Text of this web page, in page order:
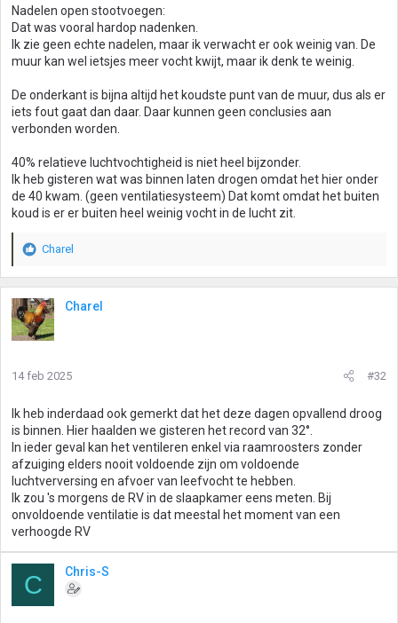
Nadelen open stootvoegen:
Dat was vooral hardop nadenken.
Ik zie geen echte nadelen, maar ik verwacht er ook weinig van. De
muur kan wel ietsjes meer vocht kwijt, maar ik denk te weinig.
De onderkant is bijna altijd het koudste punt van de muur, dus als er
iets fout gaat dan daar. Daar kunnen geen conclusies aan
verbonden worden.
40% relatieve luchtvochtigheid is niet heel bijzonder.
Ik heb gisteren wat was binnen laten drogen omdat het hier onder
de 40 kwam. (geen ventilatiesysteem) Dat komt omdat het buiten
koud is er er buiten heel weinig vocht in de lucht zit.
W
a
r
d
e
n
e
n
Charel
Charel
14 feb 2025 #32
Ik heb inderdaad ook gemerkt dat het deze dagen opvallend droog
is binnen. Hier haalden we gisteren het record van 32°.
In ieder geval kan het ventileren enkel via raamroosters zonder
afzuiging elders nooit voldoende zijn om voldoende
luchtverversing en afvoer van leefvocht te hebben.
Ik zou 's morgens de RV in de slaapkamer eens meten. Bij
onvoldoende ventilatie is dat meestal het moment van een
verhoogde RV
C Chris-S